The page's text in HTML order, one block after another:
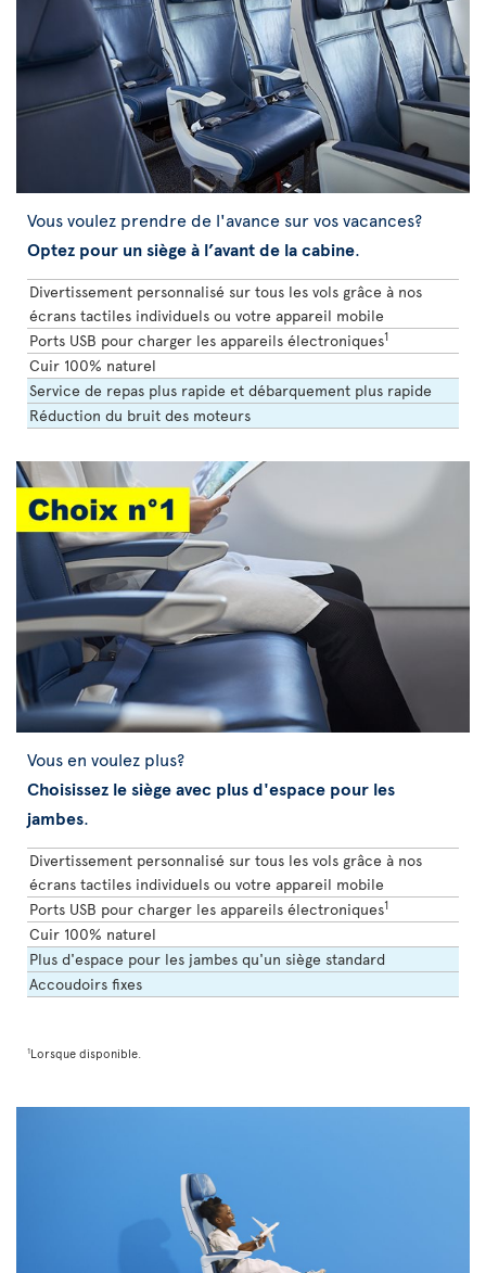
Vous voulez prendre de l'avance sur vos vacances?
Optez pour un siège à l’avant de la cabine.
Divertissement personnalisé sur tous les vols grâce à nos
écrans tactiles individuels ou votre appareil mobile
Ports USB pour charger les appareils électroniques1
Cuir 100% naturel
Service de repas plus rapide et débarquement plus rapide
Réduction du bruit des moteurs
Vous en voulez plus?
Choisissez le siège avec plus d'espace pour les
jambes.
Divertissement personnalisé sur tous les vols grâce à nos
écrans tactiles individuels ou votre appareil mobile
Ports USB pour charger les appareils électroniques1
Cuir 100% naturel
Plus d'espace pour les jambes qu'un siège standard
Accoudoirs fixes
1Lorsque disponible.